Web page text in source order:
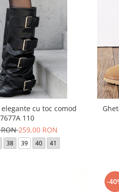
cu toc comod
7677A 110
RON259,00 RON
38 39 40 41
-